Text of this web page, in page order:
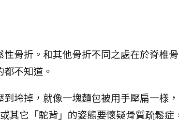
骨折。和其他骨折不同之處在於脊椎
不知道。
垮掉，就像一塊麵包被用手壓扁一樣
其它「駝背」的姿態要懷疑骨質疏鬆症